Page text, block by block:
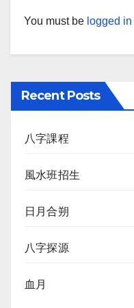
You must be logged in
Recent Posts
八字課程
風水班招生
日月合朔
八字探源
血月